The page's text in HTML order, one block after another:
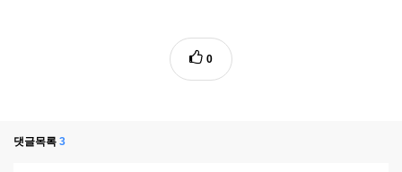
0
댓글목록 3